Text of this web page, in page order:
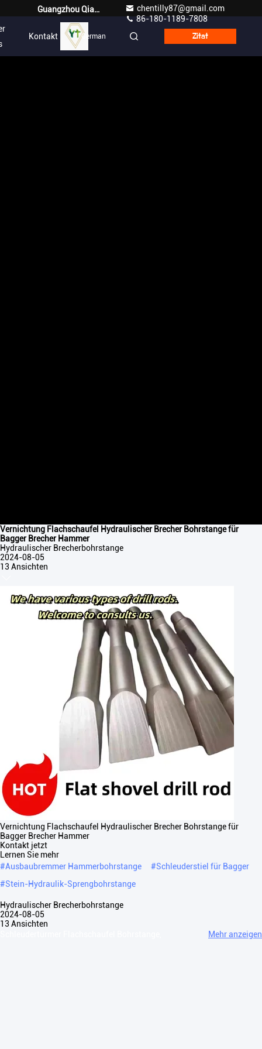
Guangzhou Qianyuan Construction Machinery Co,.LTD
chentilly87@gmail.com
86-180-1189-7808
Kontakt German Zitat
Vernichtung Flachschaufel Hydraulischer Brecher Bohrstange für
Bagger Brecher Hammer
Hydraulischer Brecherbohrstange
2024-08-05
13 Ansichten
Vernichtung Flachschaufel Hydraulischer Brecher Bohrstange für
Bagger Brecher Hammer
Kontakt jetzt
Lernen Sie mehr
#Ausbaubremmer Hammerbohrstange #Schleuderstiel für Bagger
#Stein-Hydraulik-Sprengbohrstange
Hydraulischer Brecherbohrstange
2024-08-05
13 Ansichten
Mehr anzeigen